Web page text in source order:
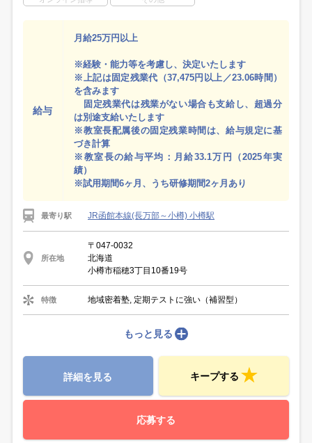
給与
月給25万円以上
※経験・能力等を考慮し、決定いたします
※上記は固定残業代（37,475円以上／23.06時間）
を含みます
固定残業代は残業がない場合も支給し、超過分
は別途支給いたします
※教室長配属後の固定残業時間は、給与規定に基
づき計算
※教室長の給与平均：月給33.1万円（2025年実
績）
※試用期間6ヶ月、うち研修期間2ヶ月あり
最寄り駅 JR函館本線(長万部～小樽) 小樽駅
所在地
〒047-0032
北海道
小樽市稲穂3丁目10番19号
特徴 地域密着塾, 定期テストに強い（補習型）
もっと見る
詳細を見る キープする
応募する